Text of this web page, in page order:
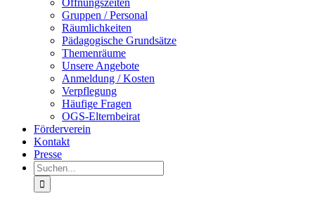
Öffnungszeiten
Gruppen / Personal
Räumlichkeiten
Pädagogische Grundsätze
Themenräume
Unsere Angebote
Anmeldung / Kosten
Verpflegung
Häufige Fragen
OGS-Elternbeirat
Förderverein
Kontakt
Presse
Suche
nach: